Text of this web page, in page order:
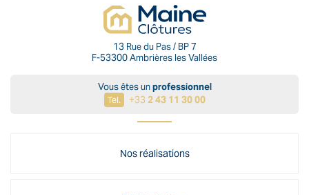
13 Rue du Pas / BP 7
F-53300 Ambrières les Vallées
Vous êtes unprofessionnel
Tel. +33 2 43 11 30 00
Nos réalisations